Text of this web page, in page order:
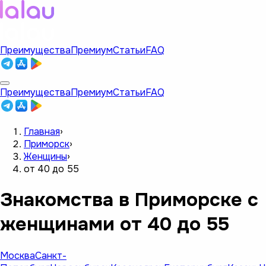
ПреимуществаПремиумСтатьиFAQ
ПреимуществаПремиумСтатьиFAQ
Главная›
Приморск›
Женщины›
от 40 до 55
Знакомства в Приморске с
женщинами от 40 до 55
МоскваСанкт-